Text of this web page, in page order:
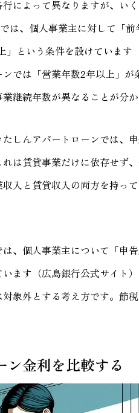
によって異なりますが、い
は、個人事業主に対して「前
という条件を設けています
では「営業年数2年以上」
継続年数が異なることが分か
しんアパートローンでは、
は賃貸事業だけに依存せず
入と賃貸収入の両方を持っ
、個人事業主について「申
ます（広島銀行公式サイト
象外とする考え方です。節
ン金利を比較する